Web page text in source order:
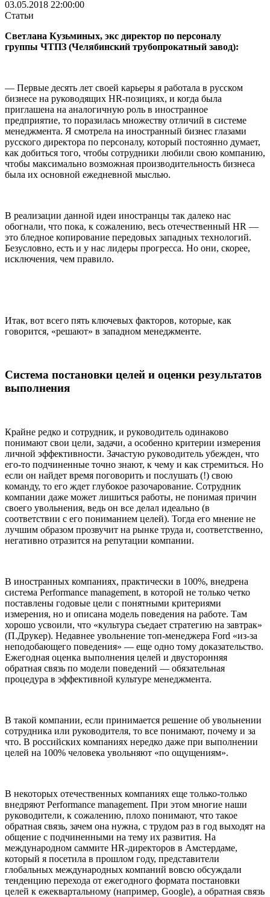
03.05.2018 22:00:00
Статьи
Светлана Кузьминых, экс директор по персоналу
группы ЧТПЗ (Челябинский трубопрокатный завод):
— Первые десять лет своей карьеры я работала в русском
бизнесе на руководящих HR-позициях, и когда была
приглашена на аналогичную роль в иностранное
предприятие, то поразилась множеству отличий в системе
менеджмента. Я смотрела на иностранный бизнес глазами
русского директора по персоналу, который постоянно думает,
как добиться того, чтобы сотрудники любили свою компанию,
чтобы максимально возможная производительность бизнеса
была их основной ежедневной мыслью.
В реализации данной идеи иностранцы так далеко нас
обогнали, что пока, к сожалению, весь отечественный HR —
это бледное копирование передовых западных технологий.
Безусловно, есть и у нас лидеры прогресса. Но они, скорее,
исключения, чем правило.
Итак, вот всего пять ключевых факторов, которые, как
говорится, «решают» в западном менеджменте.
Система постановки целей и оценки результатов
выполнения
Крайне редко и сотрудник, и руководитель одинаково
понимают свои цели, задачи, а особенно критерии измерения
личной эффективности. Зачастую руководитель убежден, что
его-то подчиненные точно знают, к чему и как стремиться. Но
если он найдет время поговорить и послушать (!) свою
команду, то его ждет глубокое разочарование. Сотрудник
компании даже может лишиться работы, не понимая причин
своего увольнения, ведь он все делал идеально (в
соответствии с его пониманием целей). Тогда его мнение не
лучшим образом прозвучит на рынке труда и, соответственно,
негативно отразится на репутации компании.
В иностранных компаниях, практически в 100%, внедрена
система Performance management, в которой не только четко
поставлены годовые цели с понятными критериями
измерения, но и описана модель поведения на работе. Там
хорошо усвоили, что «культура съедает стратегию на завтрак»
(П.Друкер). Недавнее увольнение топ-менеджера Ford «из-за
неподобающего поведения» — еще одно тому доказательство.
Ежегодная оценка выполнения целей и двусторонняя
обратная связь по модели поведений — обязательная
процедура в эффективной культуре менеджмента.
В такой компании, если принимается решение об увольнении
сотрудника или руководителя, то все понимают, почему и за
что. В российских компаниях нередко даже при выполнении
целей на 100% человека увольняют «по ощущениям».
В некоторых отечественных компаниях еще только-только
внедряют Performance management. При этом многие наши
руководители, к сожалению, плохо понимают, что такое
обратная связь, зачем она нужна, с трудом раз в год выходят на
общение с подчиненными на тему их развития. На
международном саммите HR-директоров в Амстердаме,
который я посетила в прошлом году, представители
глобальных международных компаний вовсю обсуждали
тенденцию перехода от ежегодного формата постановки
целей к ежеквартальному (например, Google), а обратная связь